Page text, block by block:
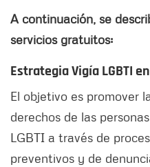
A continuación, se
servicios gratuitos:
Estrategia Vigía LGBTI
El objetivo es promover
derechos de las
LGBTI a través de
preventivos y de